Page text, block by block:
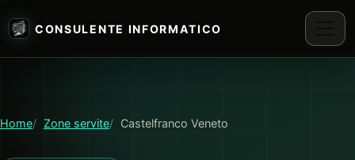
CONSULENTE INFORMATICO
Home Zone servite Castelfranco Veneto